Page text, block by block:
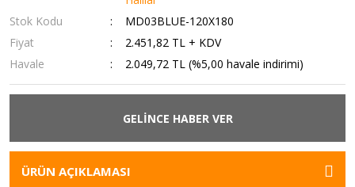
Stok Kodu
MD03BLUE-120X180
Fiyat
2.451,82 TL + KDV
Havale
2.049,72 TL (%5,00 havale indirimi)
GELİNCE HABER VER
ÜRÜN AÇIKLAMASI